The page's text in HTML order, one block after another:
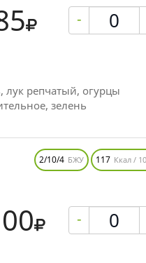
-
лук репчатый, огурцы
зелень
2/10/4 БЖУ 117 Ккал /
-